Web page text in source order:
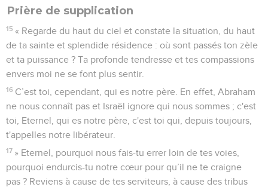
Prière de supplication
15 « Regarde du haut du ciel et constate la situation, du haut
de ta sainte et splendide résidence : où sont passés ton zèle
et ta puissance ? Ta profonde tendresse et tes compassions
envers moi ne se font plus sentir.
16 C’est toi, cependant, qui es notre père. En effet, Abraham
ne nous connaît pas et Israël ignore qui nous sommes ; c'est
toi, Eternel, qui es notre père, c'est toi qui, depuis toujours,
t'appelles notre libérateur.
17 » Eternel, pourquoi nous fais-tu errer loin de tes voies,
pourquoi endurcis-tu notre cœur pour qu’il ne te craigne
pas ? Reviens à cause de tes serviteurs, à cause des tribus